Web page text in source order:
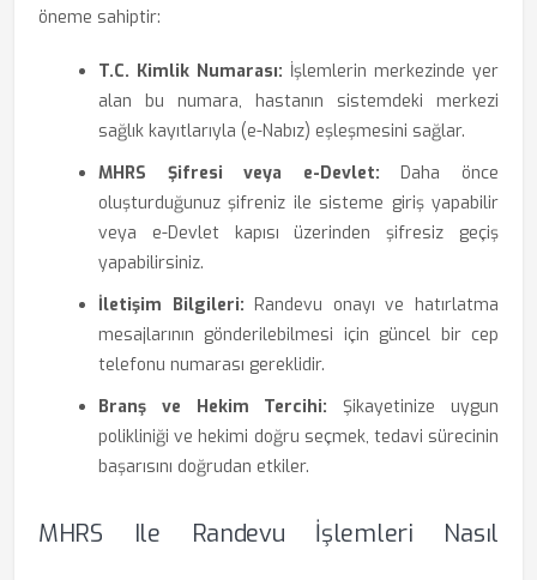
öneme sahiptir:
T.C. Kimlik Numarası: İşlemlerin merkezinde yer
alan bu numara, hastanın sistemdeki merkezi
sağlık kayıtlarıyla (e-Nabız) eşleşmesini sağlar.
MHRS Şifresi veya e-Devlet: Daha önce
oluşturduğunuz şifreniz ile sisteme giriş yapabilir
veya e-Devlet kapısı üzerinden şifresiz geçiş
yapabilirsiniz.
İletişim Bilgileri: Randevu onayı ve hatırlatma
mesajlarının gönderilebilmesi için güncel bir cep
telefonu numarası gereklidir.
Branş ve Hekim Tercihi: Şikayetinize uygun
polikliniği ve hekimi doğru seçmek, tedavi sürecinin
başarısını doğrudan etkiler.
MHRS Ile Randevu İşlemleri Nasıl